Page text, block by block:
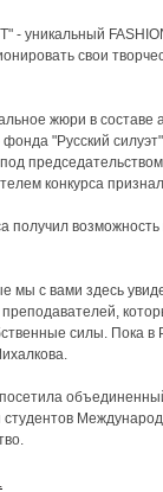
- уникальный
свои
жюри в составе
фонда "Русский
конкурса
получил
мы с вами здесь
силы. Пока в